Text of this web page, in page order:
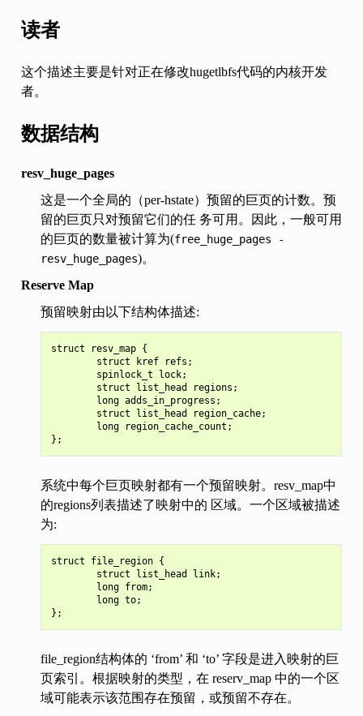
读者
这个描述主要是针对正在修改hugetlbfs代码的内核开发
者。
数据结构
resv_huge_pages
这是一个全局的（per-hstate）预留的巨页的计数。预
留的巨页只对预留它们的任 务可用。因此，一般可用
的巨页的数量被计算为(free_huge_pages
-
resv_huge_pages)。
Reserve Map
预留映射由以下结构体描述:
struct resv_map {
        struct kref refs;
        spinlock_t lock;
        struct list_head regions;
        long adds_in_progress;
        struct list_head region_cache;
        long region_cache_count;
系统中每个巨页映射都有一个预留映射。resv_map中
的regions列表描述了映射中的 区域。一个区域被描述
为:
struct file_region {
        struct list_head link;
        long from;
        long to;
file_region结构体的 ‘from’ 和 ‘to’ 字段是进入映射的巨
页索引。根据映射的类型，在 reserv_map 中的一个区
域可能表示该范围存在预留，或预留不存在。